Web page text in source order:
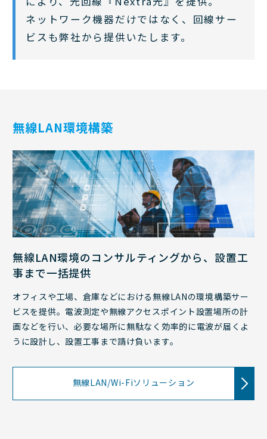
ネットワーク機器だけではなく、回線サー
ビスも弊社から提供いたします。
無線LAN環境構築
無線LAN環境のコンサルティングから、設置工
事まで一括提供
オフィスや工場、倉庫などにおける無線LANの環境構築サー
ビスを提供。電波測定や無線アクセスポイント設置場所の計
画などを行い、必要な場所に無駄なく効率的に電波が届くよ
うに設計し、設置工事まで請け負います。
無線LAN/Wi-Fiソリューション